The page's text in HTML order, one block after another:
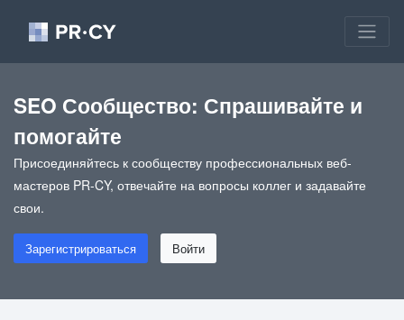
SEO Сообщество: Спрашивайте и
помогайте
Присоединяйтесь к сообществу профессиональных веб-
мастеров PR-CY, отвечайте на вопросы коллег и задавайте
свои.
Зарегистрироваться Войти